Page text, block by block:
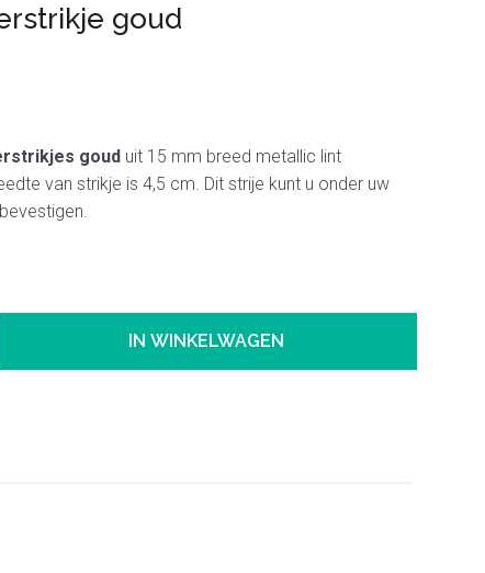
goud
goud uit 15 mm breed metallic lint
van strikje is 4,5 cm. Dit strije kunt u onder uw
IN WINKELWAGEN